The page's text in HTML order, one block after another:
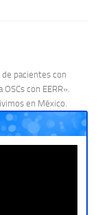
pacientes con
con EERR».
en México.